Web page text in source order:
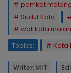
pemkot malang
Sudut Kota
wali kota
Topics:
Kota
Writer: MIT